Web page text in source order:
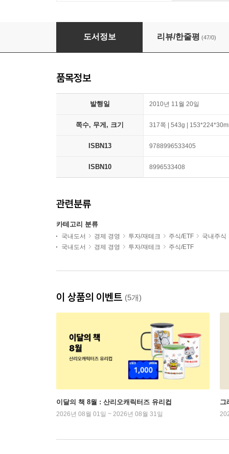
주식투자는 두뇌게임이다
도서정보 리뷰/한줄평 (47/0)
품목정보
발행일 2010년 11월 20일
쪽수, 무게, 크기 317쪽 | 543g |
ISBN13 9788996533405
ISBN10 8996533408
관련분류
카테고리 분류
국내도서 경제 경영 투자/재테크 주식/ETF
국내주식
국내도서
경제 경영 투자/재테크 주식/ETF
이 상품의 이벤트 (5개)
이달의 책 8월 : 산리오캐릭터즈 유리컵
2026년 08월 01일 ~ 2026년 08월 31일
그